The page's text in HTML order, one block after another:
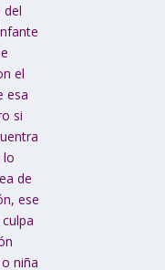
el
esa
si
lo
de
ese
niña